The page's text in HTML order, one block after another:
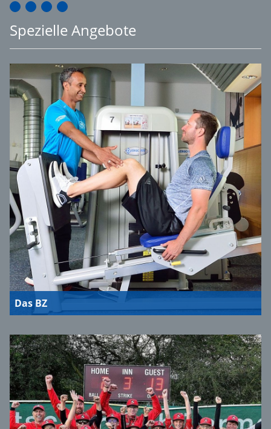
Spezielle Angebote
Das BZ